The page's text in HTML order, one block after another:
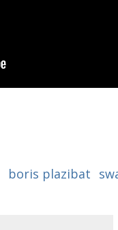
boris plazibat